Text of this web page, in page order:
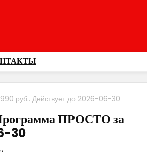
руб.. Действует до 2026-06-30
ПРОСТО за
30